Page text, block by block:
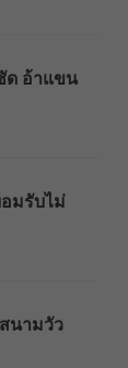
ด อ้าแขน
อมรับไม่
สนามวัว